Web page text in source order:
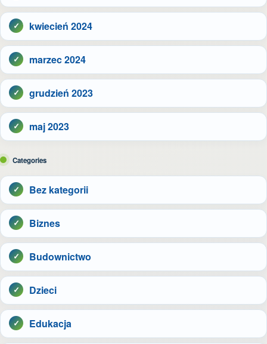
kwiecień 2024
marzec 2024
grudzień 2023
maj 2023
Categories
Bez kategorii
Biznes
Budownictwo
Dzieci
Edukacja